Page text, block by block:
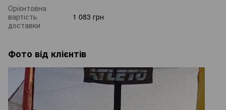
Орієнтовна
вартість
доставки
1 083 грн
Фото від клієнтів